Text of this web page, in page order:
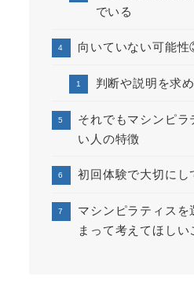
でいる
向いていない可能
判断や説明を求
それでもマシンピラ
い人の特徴
初回体験で大切にし
マシンピラティスを
まって考えてほしい